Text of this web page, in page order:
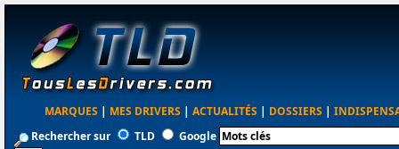
MARQUES | MES DRIVERS | ACTUALITÉS | DOSSIERS |
Rechercher sur
TLD Google